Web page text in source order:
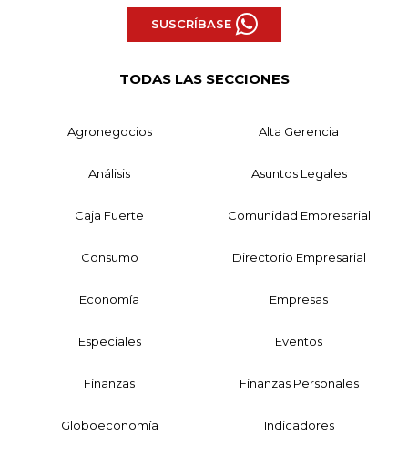
SUSCRÍBASE
TODAS LAS SECCIONES
Agronegocios Alta Gerencia
Análisis Asuntos Legales
Caja Fuerte Comunidad Empresarial
Consumo Directorio Empresarial
Economía Empresas
Especiales Eventos
Finanzas Finanzas Personales
Globoeconomía Indicadores